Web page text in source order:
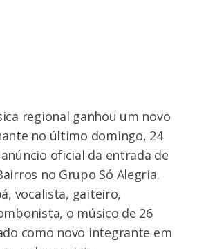
regional ganhou um novo
no último domingo, 24
oficial da entrada de
no Grupo Só Alegria.
vocalista, gaiteiro,
o músico de 26
como novo integrante em